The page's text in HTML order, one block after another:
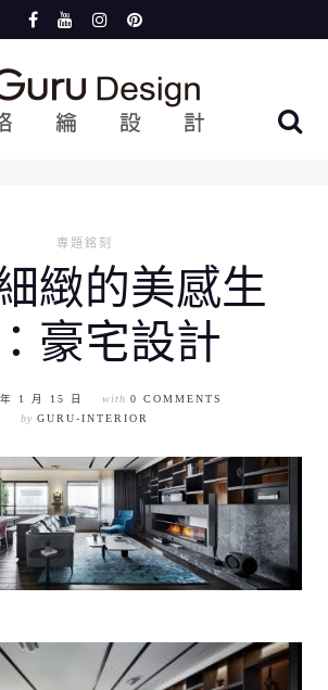
專題銘刻
緻的美感生
豪宅設計
1 月 15 日 with 0 COMMENTS
by GURU-INTERIOR